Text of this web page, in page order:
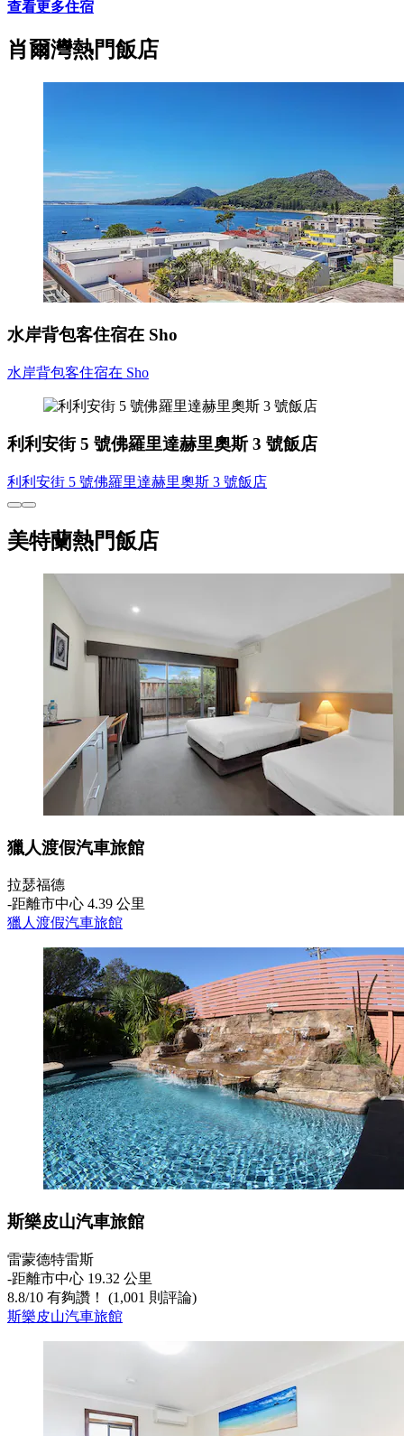
查看更多住宿
肖爾灣熱門飯店
水岸背包客住宿在 Sho
水岸背包客住宿在 Sho
利利安街 5 號佛羅里達赫里奧斯 3 號飯店
利利安街 5 號佛羅里達赫里奧斯 3 號飯店
美特蘭熱門飯店
獵人渡假汽車旅館
拉瑟福德
‐距離市中心 4.39 公里
獵人渡假汽車旅館
斯樂皮山汽車旅館
雷蒙德特雷斯
‐距離市中心 19.32 公里
8.8/10 有夠讚！ (1,001 則評論)
斯樂皮山汽車旅館